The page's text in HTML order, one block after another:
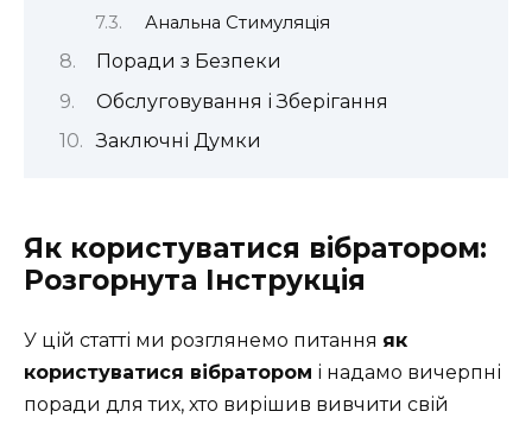
Анальна Стимуляція
Поради з Безпеки
Обслуговування і Зберігання
Заключні Думки
Як користуватися вібратором:
Розгорнута Інструкція
У цій статті ми розглянемо питання як
користуватися вібратором і надамо вичерпні
поради для тих, хто вирішив вивчити свій